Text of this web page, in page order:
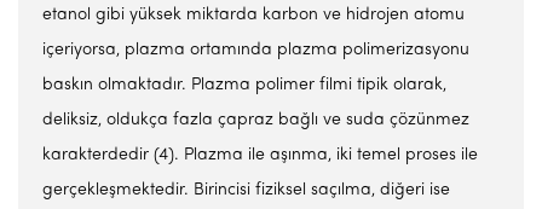
etanol gibi yüksek miktarda karbon ve hidrojen atomu
içeriyorsa, plazma ortamında plazma polimerizasyonu
baskın olmaktadır. Plazma polimer filmi tipik olarak,
deliksiz, oldukça fazla çapraz bağlı ve suda çözünmez
karakterdedir (4). Plazma ile aşınma, iki temel proses ile
gerçekleşmektedir. Birincisi fiziksel saçılma, diğeri ise